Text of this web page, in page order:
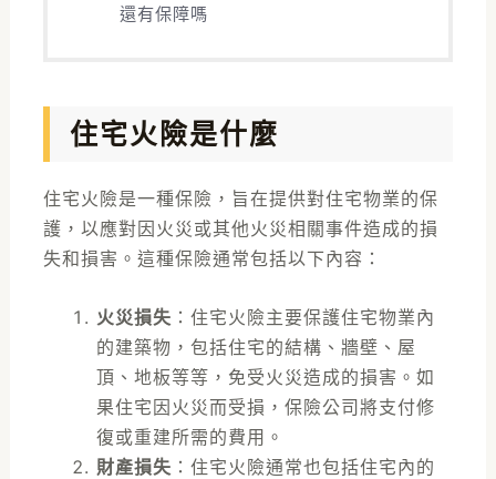
還有保障嗎
住宅火險是什麼
住宅火險是一種保險，旨在提供對住宅物業的保
護，以應對因火災或其他火災相關事件造成的損
失和損害。這種保險通常包括以下內容：
火災損失 ：住宅火險主要保護住宅物業內
的建築物，包括住宅的結構、牆壁、屋
頂、地板等等，免受火災造成的損害。如
果住宅因火災而受損，保險公司將支付修
復或重建所需的費用。
財產損失 ：住宅火險通常也包括住宅內的